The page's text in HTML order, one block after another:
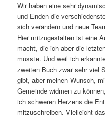
Wir haben eine sehr
und Enden die
sich verändern und neue
Hier mitzugestalten ist eine
macht, die ich aber die
musste. Und weil ich
zweiten Buch zwar sehr viel
gibt, aber meinen Wunsch,
Gemeinde widmen zu
ich schweren Herzens die
mitzuschreiben. Vielleicht